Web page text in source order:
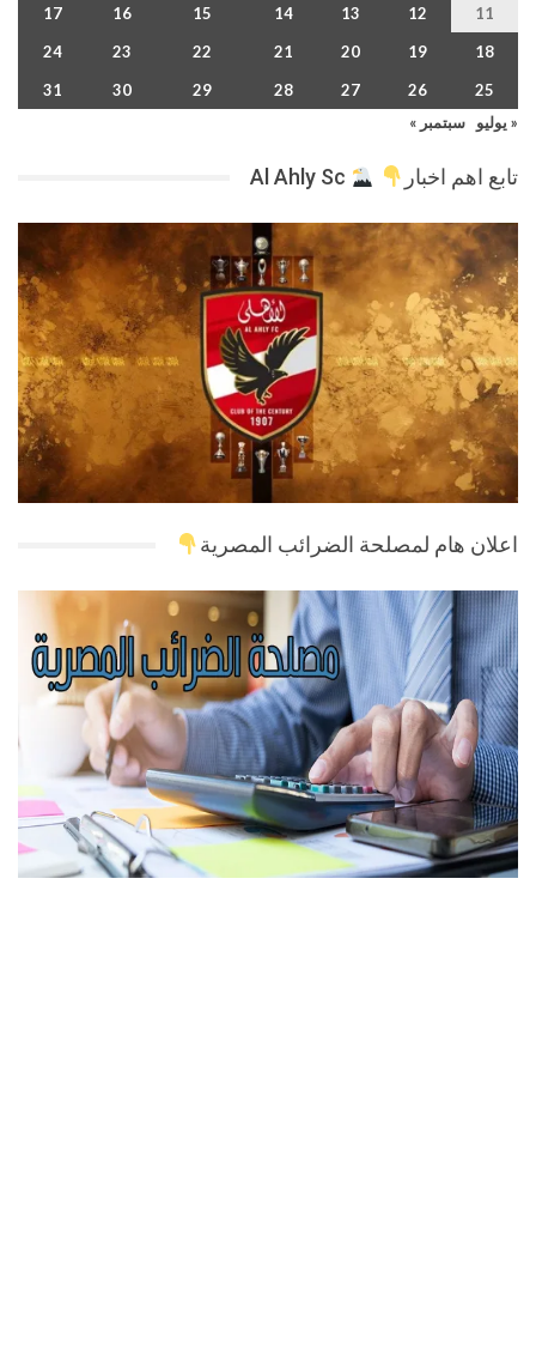
11
12
13
14
15
16
17
18
19
20
21
22
23
24
25
26
27
28
29
30
31
« يوليو
سبتمبر »
تابع اهم اخبار
اعلان هام لمصلحة الضرائب المصرية